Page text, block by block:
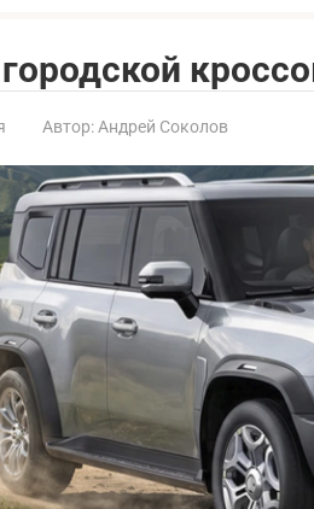
Автор: Андрей Соколов